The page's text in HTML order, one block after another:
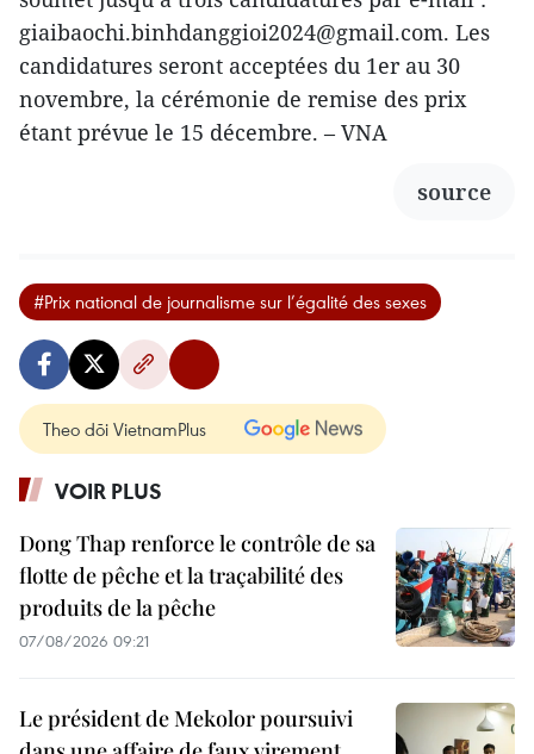
giaibaochi.binhdanggioi2024@gmail.com. Les
candidatures seront acceptées du 1er au 30
novembre, la cérémonie de remise des prix
étant prévue le 15 décembre. – VNA
source
#Prix national de journalisme sur l’égalité des sexes
Theo dõi VietnamPlus
VOIR PLUS
Dong Thap renforce le contrôle de sa
flotte de pêche et la traçabilité des
produits de la pêche
07/08/2026 09:21
Le président de Mekolor poursuivi